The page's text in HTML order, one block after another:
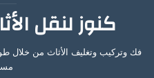
كنوز لنقل
فك وتركيب وتغليف الأثاث من خلال